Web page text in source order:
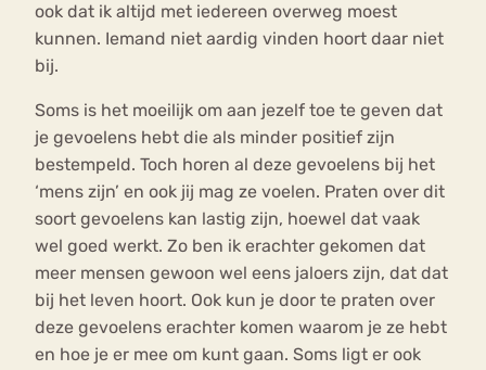
ook dat ik altijd met iedereen overweg moest
kunnen. Iemand niet aardig vinden hoort daar niet
bij.
Soms is het moeilijk om aan jezelf toe te geven dat
je gevoelens hebt die als minder positief zijn
bestempeld. Toch horen al deze gevoelens bij het
‘mens zijn’ en ook jij mag ze voelen. Praten over dit
soort gevoelens kan lastig zijn, hoewel dat vaak
wel goed werkt. Zo ben ik erachter gekomen dat
meer mensen gewoon wel eens jaloers zijn, dat dat
bij het leven hoort. Ook kun je door te praten over
deze gevoelens erachter komen waarom je ze hebt
en hoe je er mee om kunt gaan. Soms ligt er ook